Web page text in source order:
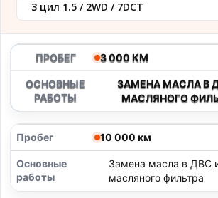
3 000 КМ
ЗАМЕНА МАСЛА В
МАСЛЯНОГО
10 000 км
Замена масла в ДВС
масляного фильтра